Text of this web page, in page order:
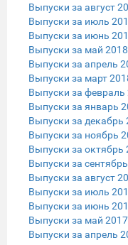
Выпуски за август
Выпуски за июль
Выпуски за июнь
Выпуски за май 2018
Выпуски за апрель
Выпуски за март
Выпуски за февраль
Выпуски за январь
Выпуски за декабрь
Выпуски за ноябрь
Выпуски за октябрь
Выпуски за
Выпуски за август
Выпуски за июль
Выпуски за июнь
Выпуски за май 2017
Выпуски за апрель